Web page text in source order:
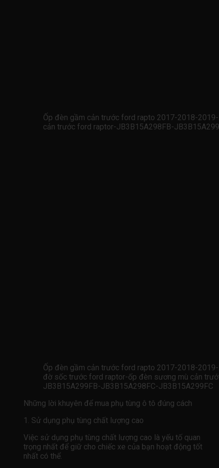
Ốp đèn gầm cản trước ford rapto 2017-2018-
cản trước ford raptor-JB3B15A298FB-
Ốp đèn gầm cản trước ford rapto 2017-2018-
đờ sốc trước ford raptor-ốp đèn sương mù cản
JB3B15A299FB-JB3B15A298FC-JB3B15A299FC
Những lời khuyên để mua phụ tùng ô tô đúng cách
1. Sử dụng phụ tùng chất lượng cao
Việc sử dụng phụ tùng chất lượng cao là yếu tố quan
trọng nhất để giữ cho chiếc xe của bạn hoạt động tốt
nhất có thể.